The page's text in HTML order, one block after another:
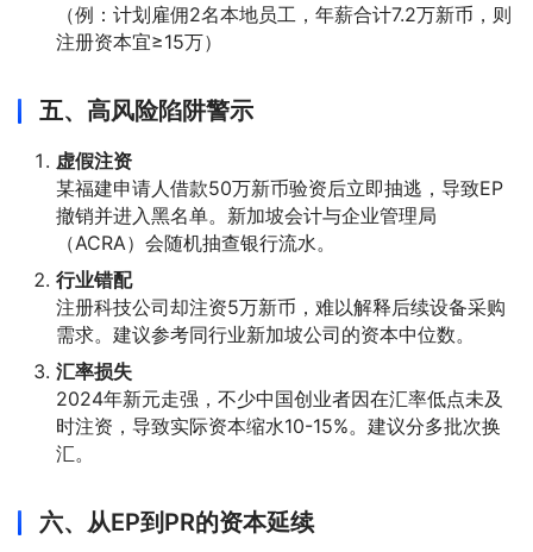
（例：计划雇佣2名本地员工，年薪合计7.2万新币，则
注册资本宜≥15万）
五、高风险陷阱警示
虚假注资
某福建申请人借款50万新币验资后立即抽逃，导致EP
撤销并进入黑名单。新加坡会计与企业管理局
（ACRA）会随机抽查银行流水。
行业错配
注册科技公司却注资5万新币，难以解释后续设备采购
需求。建议参考同行业新加坡公司的资本中位数。
汇率损失
2024年新元走强，不少中国创业者因在汇率低点未及
时注资，导致实际资本缩水10-15%。建议分多批次换
汇。
六、从EP到PR的资本延续